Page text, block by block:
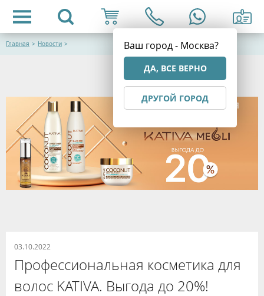
Ваш город - Москва?
ДА, ВСЕ ВЕРНО
ДРУГОЙ ГОРОД
Главная > Новости >
03.10.2022
Профессиональная косметика для
волос KATIVA. Выгода до 20%!